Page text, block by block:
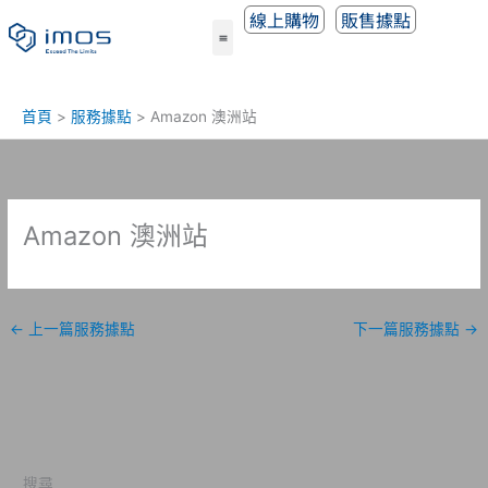
至
線上購物 販售據點
首頁 服務據點 Amazon 澳洲站
Amazon 澳洲站
← 上一篇服務據點 下一篇服務據點 →
搜尋